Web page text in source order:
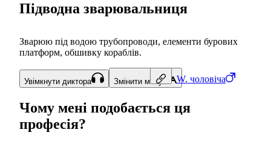
W. чоловіча
Підводна зварювальниця
Зварюю під водою трубопроводи, елементи бурових
платформ, обшивку кораблів.
Увімкнути диктора Змінити мову
Чому мені подобається ця
професія?